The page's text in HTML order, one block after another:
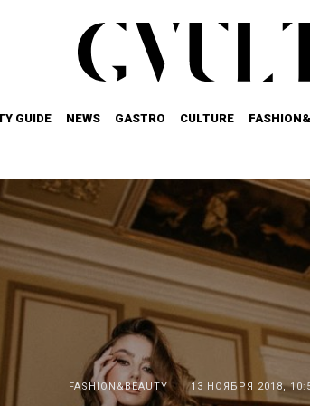
GUIDE NEWS GASTRO CULTURE
FASHION&BEAUTY 13 НОЯБРЯ 2018,